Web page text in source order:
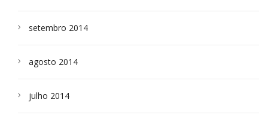
setembro 2014
agosto 2014
julho 2014